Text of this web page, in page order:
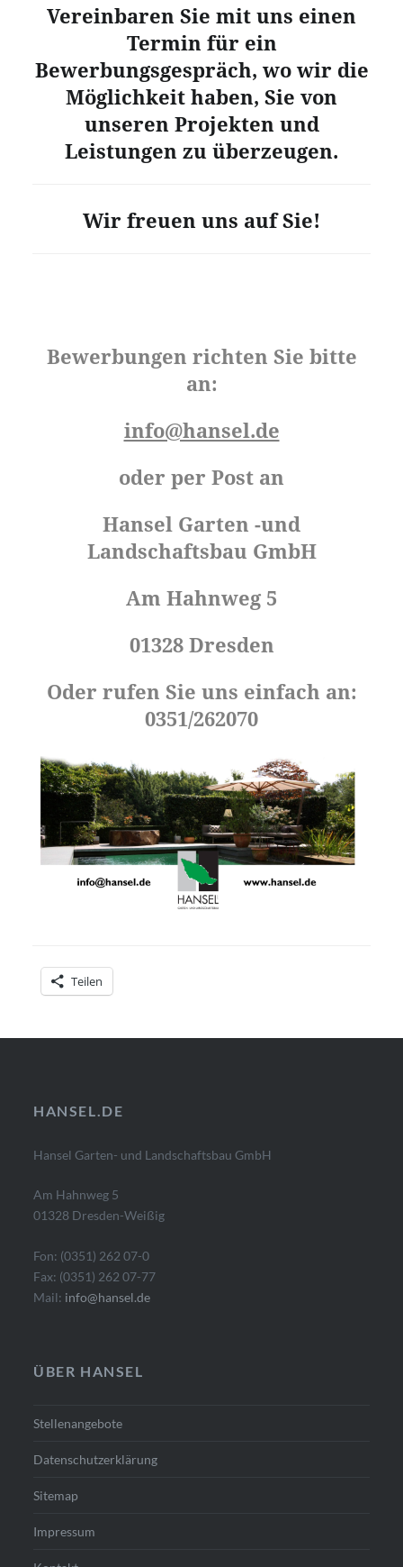
Vereinbaren Sie mit uns einen
Termin für ein
Bewerbungsgespräch, wo wir die
Möglichkeit haben, Sie von
unseren Projekten und
Leistungen zu überzeugen.
Wir freuen uns auf Sie!
Bewerbungen richten Sie bitte
an:
info@hansel.de
oder per Post an
Hansel Garten -und
Landschaftsbau GmbH
Am Hahnweg 5
01328 Dresden
Oder rufen Sie uns einfach an:
0351/262070
Teilen
HANSEL.DE
Hansel Garten- und Landschaftsbau GmbH
Am Hahnweg 5
01328 Dresden-Weißig
Fon: (0351) 262 07-0
Fax: (0351) 262 07-77
Mail: info@hansel.de
ÜBER HANSEL
Stellenangebote
Datenschutzerklärung
Sitemap
Impressum